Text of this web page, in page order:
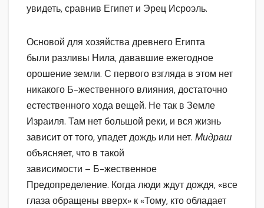
увидеть, сравнив Египет и Эрец Исроэль.
Основой для хозяйства древнего Египта
были разливы Нила, дававшие ежегодное
орошение земли. С первого взгляда в этом нет
никакого Б-жественного влияния, достаточно
естественного хода вещей. Не так в Земле
Израиля. Там нет большой реки, и вся жизнь
зависит от того, упадет дождь или нет. Мидраш
объясняет, что в такой
зависимости – Б-жественное
Предопределение. Когда люди ждут дождя, «все
глаза обращены вверх» к «Тому, кто обладает